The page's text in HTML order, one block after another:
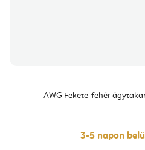
AWG Fekete-fehér
3-5 napon